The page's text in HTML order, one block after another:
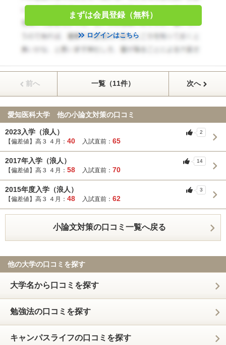
まずは会員登録（無料）
ログインはこちら
前へ 一覧（11件） 次へ
愛知医科大学 他の小論文対策の口コミ
2023入学（浪人）
【偏差値】高３ ４月： 40 入試直前： 65
2
2017年入学（浪人）
【偏差値】高３ ４月： 58 入試直前： 70
14
2015年度入学（浪人）
【偏差値】高３ ４月： 48 入試直前： 62
3
小論文対策の口コミ一覧へ戻る
他の大学の口コミを探す
大学名から口コミを探す
勉強法の口コミを探す
キャンパスライフの口コミを探す